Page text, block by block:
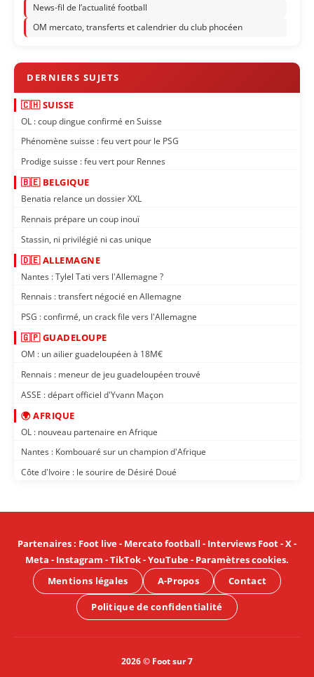
News-fil de l’actualité football
OM mercato, transferts et calendrier du club phocéen
🇨🇭 SUISSE
OL : coup dingue confirmé en Suisse
Phénomène suisse : feu vert pour le PSG
Prodige suisse : feu vert pour Rennes
🇧🇪 BELGIQUE
Benatia relance un dossier XXL
Rennais prépare un coup inouï
Stassin, ni privilégié ni cas unique
🇩🇪 ALLEMAGNE
Nantes : Tylel Tati vers l'Allemagne ?
Rennais : transfert négocié en Allemagne
PSG : confirmé, un crack file vers l'Allemagne
🇬🇵 GUADELOUPE
OM : un ailier guadeloupéen à 18M€
Rennais : meneur de jeu guadeloupéen trouvé
ASSE : départ officiel d'Yvann Maçon
🌍 AFRIQUE
OL : nouveau partenaire en Afrique
Nantes : Kombouaré sur un champion d'Afrique
Côte d'Ivoire : le sourire de Désiré Doué
Partenaires: Foot live- Mercato football - Interviews Foot-X-
Meta - Instagram -TikTok-YouTube- Paramètres cookies.
Mentions légales
A-Propos Contact
Politique de confidentialité
2026 © Foot sur 7